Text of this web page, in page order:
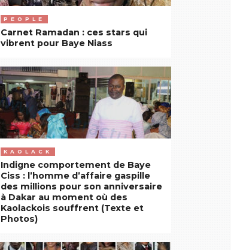
PEOPLE
Carnet Ramadan : ces stars qui
vibrent pour Baye Niass
KAOLACK
Indigne comportement de Baye
Ciss : l’homme d’affaire gaspille
des millions pour son anniversaire
à Dakar au moment où des
Kaolackois souffrent (Texte et
Photos)